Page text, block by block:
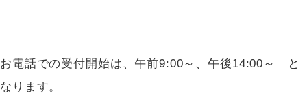
お電話での受付開始は、午前9:00～、午後14:00～ と
なります。